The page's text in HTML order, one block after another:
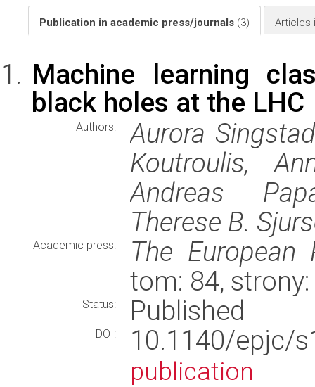
Publication in academic press/journals (3) Articles
Machine learning
black holes at the LHC
Authors:
Aurora
Koutroulis,
Andreas
Therese B.
Academic press:
The European
tom: 84,
Status: Published
DOI: 10.1140/epjc/
publication